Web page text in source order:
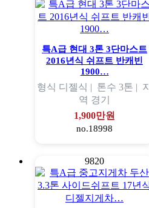
특A급 현대 3톤 3단마스트
2016년식 쉬프트 반캐빈
1900…
형식 디젤식 | 톤수 3톤 | 지
역 경기
1,900만원
no.18998
9820